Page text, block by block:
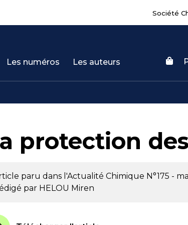
Société
Les numéros Les auteurs
protection
paru dans l'Actualité Chimique N°175 -
par HELOU Miren